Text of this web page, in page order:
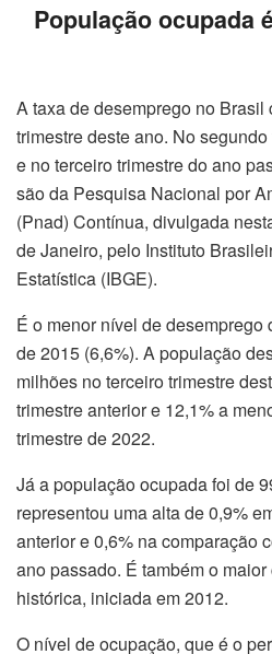
População ocupada
A taxa de desemprego no
trimestre deste ano. No
e no terceiro trimestre do ano
são da Pesquisa Nacional por
(Pnad) Contínua, divulgada
de Janeiro, pelo Instituto
Estatística (IBGE).
É o menor nível de desemprego
de 2015 (6,6%). A população
milhões no terceiro trimestre
trimestre anterior e 12,1% a
trimestre de 2022.
Já a população ocupada foi de
representou uma alta de 0,9%
anterior e 0,6% na comparação
ano passado. É também o
histórica, iniciada em 2012.
O nível de ocupação, que é o